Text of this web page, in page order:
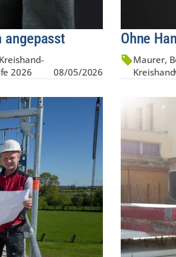
angepasst
2026
08/05/2026
Ohne
Maurer,